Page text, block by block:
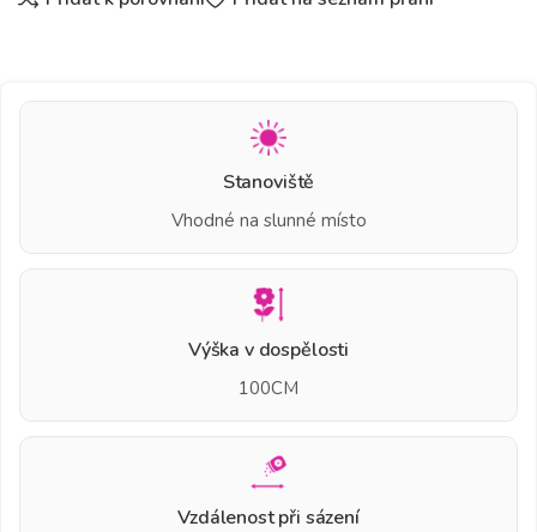
Stanoviště
Vhodné na slunné místo
Výška v dospělosti
100CM
Vzdálenost při sázení